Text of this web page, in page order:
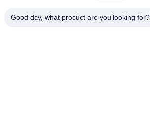
住所
Good day, what product are you looking for?